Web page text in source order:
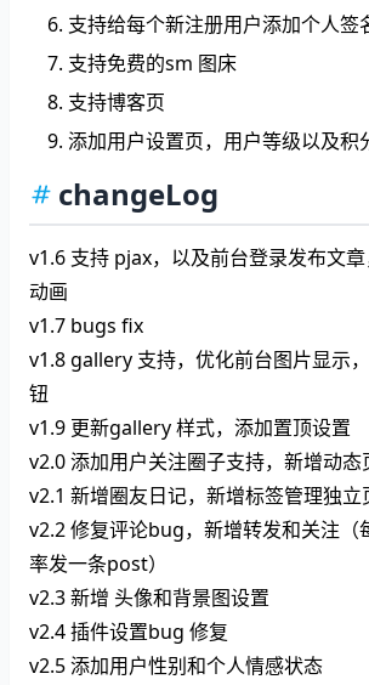
支持给每个新注册用户添加个人签
支持免费的sm 图床
支持博客页
添加用户设置页，用户等级以及积
changeLog
v1.6 支持 pjax，以及前台登录发布文
动画
v1.7 bugs fix
v1.8 gallery 支持，优化前台图片显示
钮
v1.9 更新gallery 样式，添加置顶设置
v2.0 添加用户关注圈子支持，新增动态
v2.1 新增圈友日记，新增标签管理独立
v2.2 修复评论bug，新增转发和关注（
率发一条post）
v2.3 新增 头像和背景图设置
v2.4 插件设置bug 修复
v2.5 添加用户性别和个人情感状态